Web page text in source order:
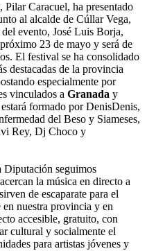
Caracuel, ha presentado
al alcalde de Cúllar Vega,
evento, José Luis Borja,
23 de mayo y será de
El festival se ha consolidado
destacadas de la provincia
especialmente por
vinculados a Granada y
formado por DenisDenis,
del Beso y Siameses,
Rey, Dj Choco y
Diputación seguimos
la música en directo a
de escaparate para el
en nuestra provincia y en
accesible, gratuito, con
cultural y socialmente el
para artistas jóvenes y